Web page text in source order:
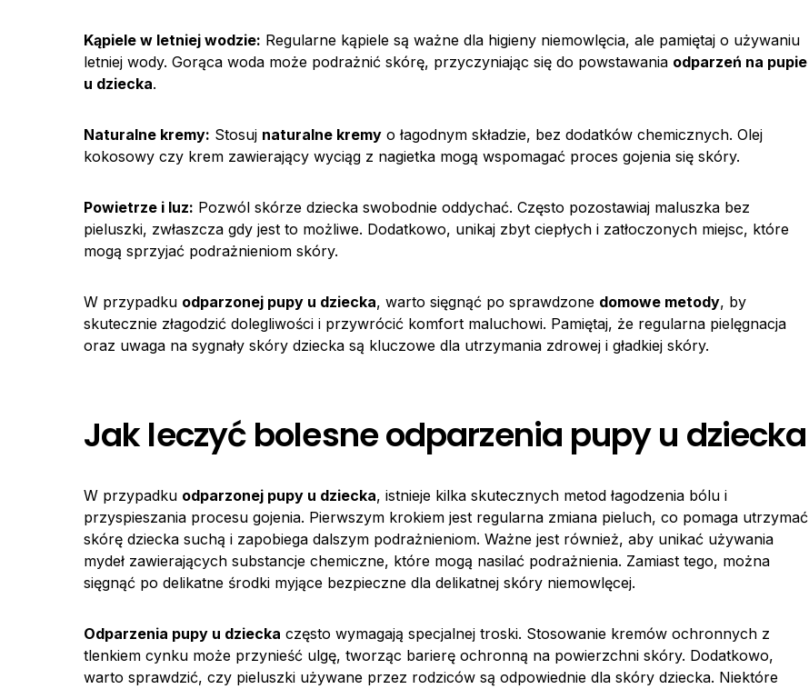
Kąpiele w letniej wodzie: Regularne kąpiele są ważne dla higieny niemowlęcia, ale pamiętaj o używaniu
letniej wody. Gorąca woda może podrażnić skórę, przyczyniając się do powstawania odparzeń na pupie
u dziecka.
Naturalne kremy: Stosuj naturalne kremy o łagodnym składzie, bez dodatków chemicznych. Olej
kokosowy czy krem zawierający wyciąg z nagietka mogą wspomagać proces gojenia się skóry.
Powietrze i luz: Pozwól skórze dziecka swobodnie oddychać. Często pozostawiaj maluszka bez
pieluszki, zwłaszcza gdy jest to możliwe. Dodatkowo, unikaj zbyt ciepłych i zatłoczonych miejsc, które
mogą sprzyjać podrażnieniom skóry.
W przypadku odparzonej pupy u dziecka, warto sięgnąć po sprawdzone domowe metody, by
skutecznie złagodzić dolegliwości i przywrócić komfort maluchowi. Pamiętaj, że regularna pielęgnacja
oraz uwaga na sygnały skóry dziecka są kluczowe dla utrzymania zdrowej i gładkiej skóry.
Jak leczyć bolesne odparzenia pupy u dziecka
W przypadku odparzonej pupy u dziecka, istnieje kilka skutecznych metod łagodzenia bólu i
przyspieszania procesu gojenia. Pierwszym krokiem jest regularna zmiana pieluch, co pomaga utrzymać
skórę dziecka suchą i zapobiega dalszym podrażnieniom. Ważne jest również, aby unikać używania
mydeł zawierających substancje chemiczne, które mogą nasilać podrażnienia. Zamiast tego, można
sięgnąć po delikatne środki myjące bezpieczne dla delikatnej skóry niemowlęcej.
Odparzenia pupy u dziecka często wymagają specjalnej troski. Stosowanie kremów ochronnych z
tlenkiem cynku może przynieść ulgę, tworząc barierę ochronną na powierzchni skóry. Dodatkowo,
warto sprawdzić, czy pieluszki używane przez rodziców są odpowiednie dla skóry dziecka. Niektóre